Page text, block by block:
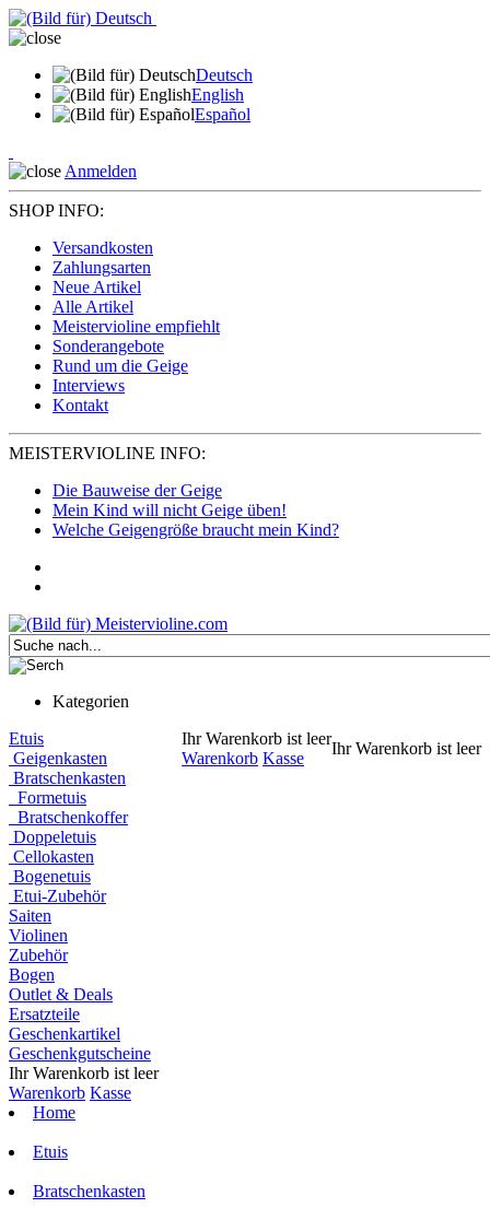
Deutsch
English
Español
Anmelden
SHOP INFO:
Versandkosten
Zahlungsarten
Neue Artikel
Alle Artikel
Meistervioline empfiehlt
Sonderangebote
Rund um die Geige
Interviews
Kontakt
MEISTERVIOLINE INFO:
Die Bauweise der Geige
Mein Kind will nicht Geige üben!
Welche Geigengröße braucht mein Kind?
Kategorien
Ihr Warenkorb ist leer
Warenkorb Kasse
Ihr Warenkorb ist leer
Etuis
Geigenkasten
Bratschenkasten
Formetuis
Bratschenkoffer
Doppeletuis
Cellokasten
Bogenetuis
Etui-Zubehör
Saiten
Violinen
Zubehör
Bogen
Outlet & Deals
Ersatzteile
Geschenkartikel
Geschenkgutscheine
Ihr Warenkorb ist leer
Warenkorb Kasse
Home
Etuis
Bratschenkasten